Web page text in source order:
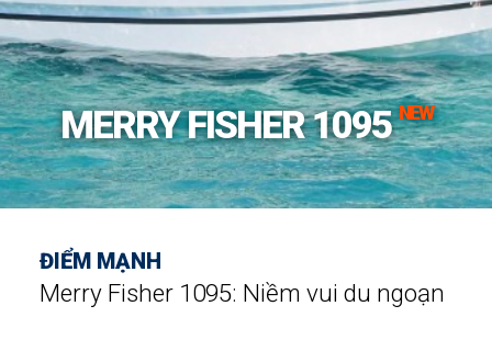
MERRY FISHER 1095NEW
ĐIỂM MẠNH
Merry Fisher 1095: Niềm vui du ngoạn